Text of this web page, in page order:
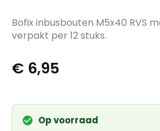
Bofix inbusbouten M5x40 RVS
verpakt per 12 stuks.
€ 6,95
Op voorraad